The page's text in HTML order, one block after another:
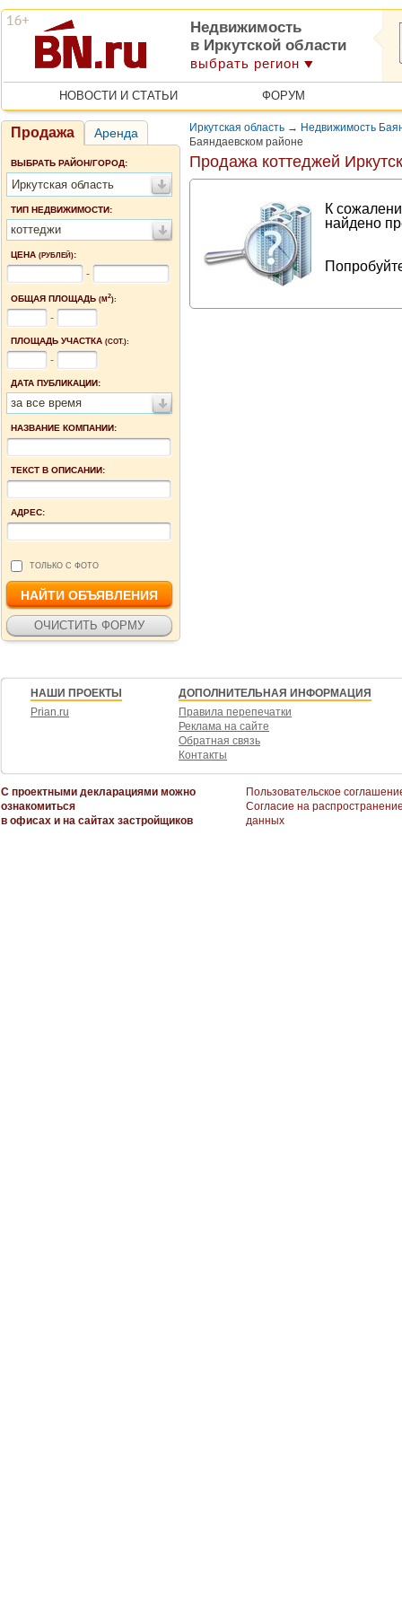
Недвижимость
в Иркутской области
выбрать регион
НОВОСТИ И СТАТЬИ ФОРУМ
Продажа Аренда
ВЫБРАТЬ РАЙОН/ГОРОД:
Иркутская область
ТИП НЕДВИЖИМОСТИ:
коттеджи
ЦЕНА (РУБЛЕЙ):
-
ОБЩАЯ ПЛОЩАДЬ (М2):
-
ПЛОЩАДЬ УЧАСТКА (СОТ.):
-
ДАТА ПУБЛИКАЦИИ:
за все время
НАЗВАНИЕ КОМПАНИИ:
ТЕКСТ В ОПИСАНИИ:
АДРЕС:
ТОЛЬКО С ФОТО
Иркутская область → Недвижимость
Баяндаевском районе
Продажа коттеджей
К
найдено
НАШИ ПРОЕКТЫ
Prian.ru
ДОПОЛНИТЕЛЬНАЯ ИНФОРМАЦИЯ
Правила перепечатки
Реклама на сайте
Обратная связь
Контакты
С проектными декларациями можно
ознакомиться
в офисах и на сайтах застройщиков
Пользовательское
Согласие на
данных